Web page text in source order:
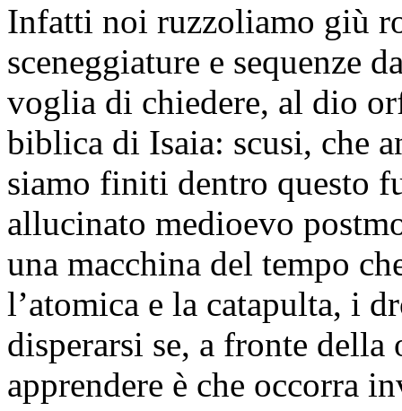
Infatti noi ruzzoliamo giù
sceneggiature e sequenze
voglia di chiedere, al dio
biblica di Isaia: scusi, che
siamo finiti dentro questo
allucinato medioevo
una macchina del tempo
l’atomica e la catapulta, i
disperarsi se, a fronte
apprendere è che occorra